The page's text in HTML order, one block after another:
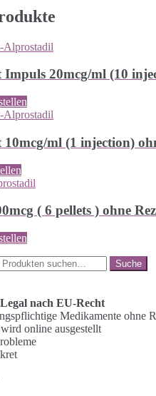
Impuls 20mcg/ml (10
10mcg/ml (1 injection)
( 6 pellets ) ohne
nach EU-Recht
Medikamente ohne
online ausgestellt